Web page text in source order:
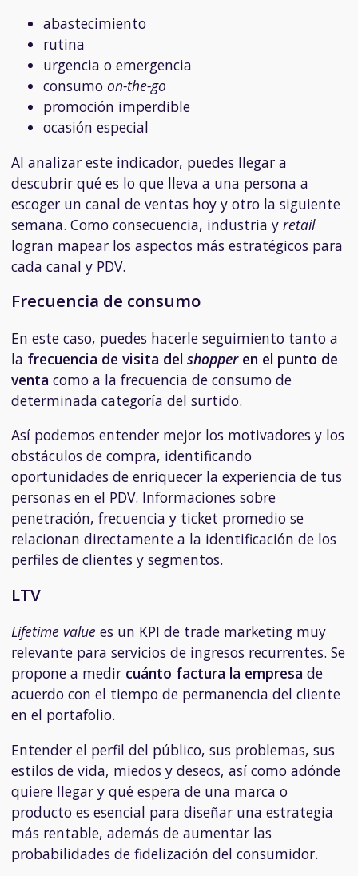
abastecimiento
rutina
urgencia o emergencia
consumo on-the-go
promoción imperdible
ocasión especial
Al analizar este indicador, puedes llegar a
descubrir qué es lo que lleva a una persona a
escoger un canal de ventas hoy y otro la siguiente
semana. Como consecuencia, industria y retail
logran mapear los aspectos más estratégicos para
cada canal y PDV.
Frecuencia de consumo
En este caso, puedes hacerle seguimiento tanto a
la frecuencia de visita del shopper en el punto de
venta como a la frecuencia de consumo de
determinada categoría del surtido.
Así podemos entender mejor los motivadores y los
obstáculos de compra, identificando
oportunidades de enriquecer la experiencia de tus
personas en el PDV. Informaciones sobre
penetración, frecuencia y ticket promedio se
relacionan directamente a la identificación de los
perfiles de clientes y segmentos.
LTV
Lifetime value es un KPI de trade marketing muy
relevante para servicios de ingresos recurrentes. Se
propone a medir cuánto factura la empresa de
acuerdo con el tiempo de permanencia del cliente
en el portafolio.
Entender el perfil del público, sus problemas, sus
estilos de vida, miedos y deseos, así como adónde
quiere llegar y qué espera de una marca o
producto es esencial para diseñar una estrategia
más rentable, además de aumentar las
probabilidades de fidelización del consumidor.